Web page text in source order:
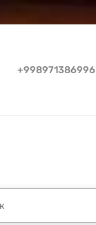
+998971386996